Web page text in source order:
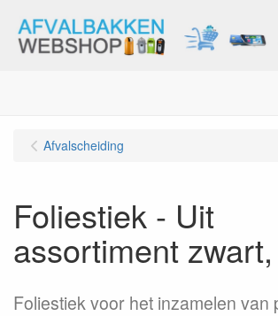
Afvalscheiding
Foliestiek - Uit
assortiment
Foliestiek voor het inzamelen van